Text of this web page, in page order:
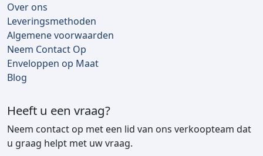
Over ons
Leveringsmethoden
Algemene voorwaarden
Neem Contact Op
Enveloppen op Maat
Blog
Heeft u een vraag?
Neem contact op met een lid van ons verkoopteam dat
u graag helpt met uw vraag.